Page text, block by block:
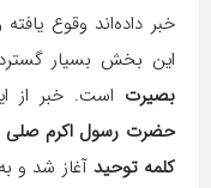
خبر داده‌اند وقوع
این بخش بسیار
بصیرت است. خبر از
حضرت رسول اکرم صلی
کلمه توحید آغاز شد و